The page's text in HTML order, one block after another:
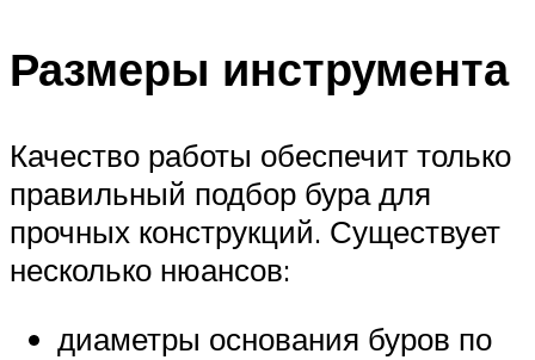
Размеры инструмента
Качество работы обеспечит только
правильный подбор бура для
прочных конструкций. Существует
несколько нюансов:
диаметры основания буров по